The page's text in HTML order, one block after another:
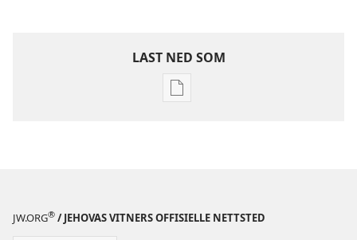
LAST NED SOM
Nedlastingsalternativer
JW.ORG® / JEHOVAS VITNERS OFFISIELLE NETTSTED